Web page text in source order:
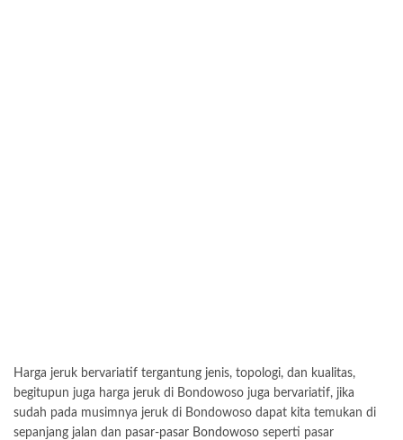
Harga jeruk bervariatif tergantung jenis, topologi, dan kualitas,
begitupun juga harga jeruk di Bondowoso juga bervariatif, jika
sudah pada musimnya jeruk di Bondowoso dapat kita temukan di
sepanjang jalan dan pasar-pasar Bondowoso seperti pasar